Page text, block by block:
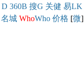
D 360B 搜G 关健 易LK
名城 WhoWho 价格 [微]